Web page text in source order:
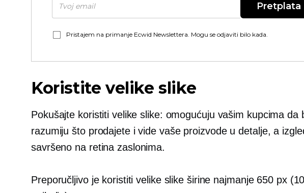
Pretplata
Pristajem na primanje Ecwid Newslettera. Mogu se odjaviti bilo kada.
Koristite velike slike
Pokušajte koristiti velike slike: omogućuju vašim kupcima da
razumiju što prodajete i vide vaše proizvode u detalje, a
savršeno na retina zaslonima.
Preporučljivo je koristiti velike slike širine najmanje 650 px